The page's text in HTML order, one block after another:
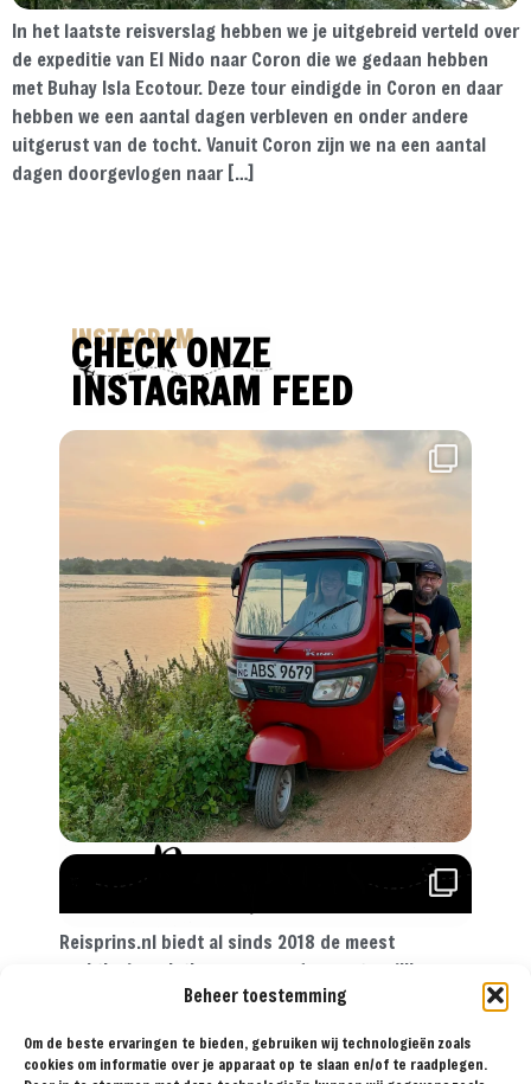
Beheer toestemming
Om de beste ervaringen te bieden, gebruiken wij technologieën zoals
cookies om informatie over je apparaat op te slaan en/of te raadplegen.
In het laatste reisverslag hebben we je uitgebreid verteld over
de expeditie van El Nido naar Coron die we gedaan hebben
met Buhay Isla Ecotour. Deze tour eindigde in Coron en daar
hebben we een aantal dagen verbleven en onder andere
uitgerust van de tocht. Vanuit Coron zijn we na een aantal
dagen doorgevlogen naar […]
INSTAGRAM
CHECK ONZE
INSTAGRAM FEED
Reisprins.nl biedt al sinds 2018 de meest
praktische reistips aan voor de avontuurlijke
reiziger. Met onze tips, reisroutes en